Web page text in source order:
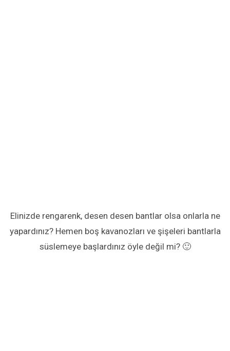
Elinizde rengarenk, desen desen bantlar olsa onlarla ne
yapardınız? Hemen boş kavanozları ve şişeleri bantlarla
süslemeye başlardınız öyle değil mi? 🙂